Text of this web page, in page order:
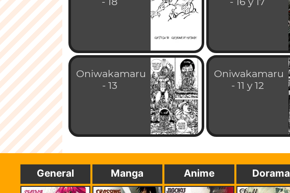
Oniwakamaru
- 13
Oniwakamaru
- 11 y 12
General Manga Anime Dorama